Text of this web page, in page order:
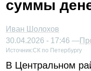
суммы
Иван Шолохов
30.04.2026 - 17:46 —
Источник:СК по Петербургу
В Центральном